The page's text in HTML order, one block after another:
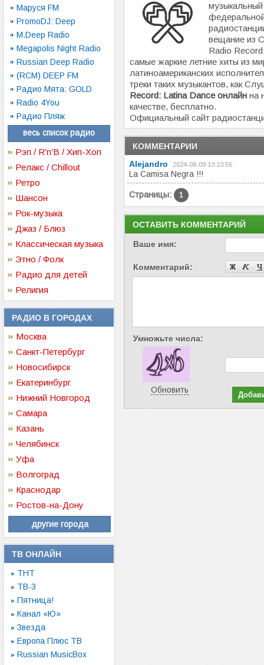
Маруся FM
PromoDJ: Deep
M.Deep Radio
Megapolis Night Radio
Russian Deep Radio
(RCM) DEEP FM
Радио Мята: GOLD
Radio 4You
Радио Пляж
весь список радио
Рэп / R'n'B / Хип-Хоп
Релакс / Chillout
Ретро
Шансон
Рок-музыка
Джаз / Блюз
Классическая музыка
Этно / Фолк
Радио для детей
Религия
РАДИО В ГОРОДАХ
Москва
Санкт-Петербург
Новосибирск
Екатеринбург
Нижний Новгород
Самара
Казань
Челябинск
Уфа
Волгоград
Краснодар
Ростов-на-Дону
другие города
ТВ ОНЛАЙН
ТНТ
ТВ-3
Пятница!
Канал «Ю»
Звезда
Европа Плюс ТВ
Russian MusicBox
музыкальный
вещание из
Radio
самые жаркие летние хиты из
латиноамериканских
треки таких музыкантов, как
Record: Latina Dance онлайн на
качестве, бесплатно.
Официальный сайт
КОММЕНТАРИИ
Alejandro
2024-08-09 13:23:56
La Camisa Negra !!!
Страницы: 1
ОСТАВИТЬ КОММЕНТАРИЙ
Ваше имя:
Комментарий:
Умножьте числа:
Обновить